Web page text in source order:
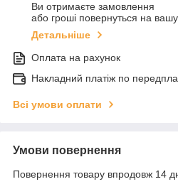
Ви отримаєте замовлення
або гроші повернуться на вашу
Детальніше
Оплата на рахунок
Накладний платіж по
Всі умови оплати
Умови повернення
Повернення товару впродовж 14